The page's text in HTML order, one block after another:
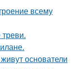
всему
основатели